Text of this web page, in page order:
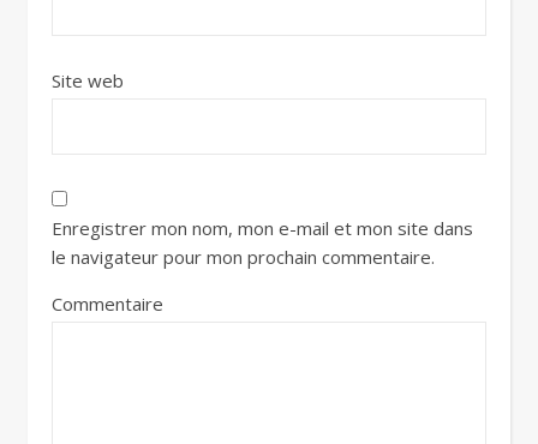
Site web
Enregistrer mon nom, mon e-mail et mon site dans
le navigateur pour mon prochain commentaire.
Commentaire